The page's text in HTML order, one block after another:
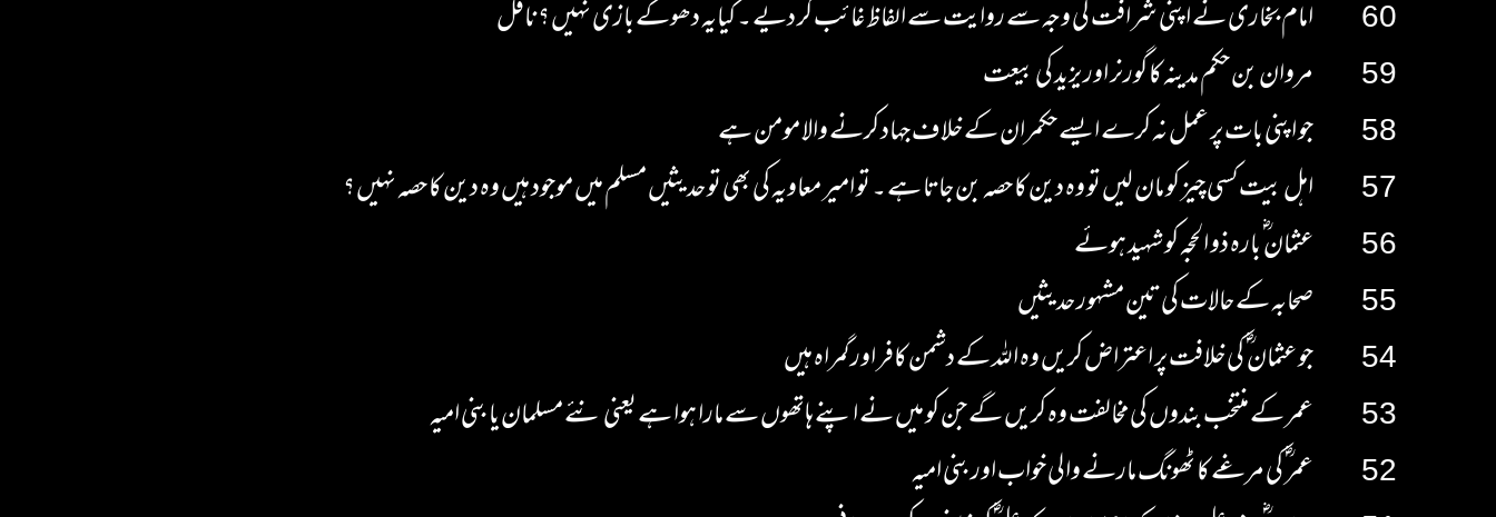
60
امام بخاری نے اپنی شرافت کی وجہ سے روایت سے الفاظ غائب کر دیے ۔ کیایہ دھوکے بازی نہیں ؟ ناقل
59
مروان بن حکم مدینہ کا گورنر اور یزید کی بیعت
58
جو اپنی بات پر عمل نہ کرے ایسے حکمران کے خلاف جہاد کرنے والا مومن ہے
57
اہل بیت کسی چیز کو مان لیں تو وہ دین کا حصہ بن جاتا ہے ۔ تو امیر معاویہ کی بھی تو حدیثیں مسلم میں موجود ہیں وہ دین کا حصہ نہیں ؟
56
عثمان ؓ بارہ ذو الحجہ کو شہید ہوئے
55
صحابہ کے حالات کی تین مشہور حدیثیں
54
جو عثمان ؓ کی خلافت پر اعتراض کریں وہ اللہ کے دشمن کافر اور گمراہ ہیں
53
عمر کے منتخب بندوں کی مخالفت وہ کریں گے جن کو میں نے اپنے ہاتھوں سے مارا ہوا ہے یعنی نئے مسلمان یا بنی امیہ
52
عمر ؓ کی مرغے کا ٹھونگ مارنے والی خواب اور بنی امیہ